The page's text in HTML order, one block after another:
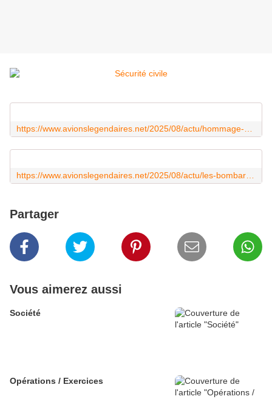
Partager
Vous aimerez aussi
Société
Opérations / Exercices